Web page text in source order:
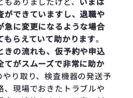
ができていますし、退職や
急に変更になるような場合
もらえていて助かります。
きの流れも、仮予約や申込
てがスムーズで非常に助か
やり取り、検査機器の発送予
、現場でおきたトラブルや